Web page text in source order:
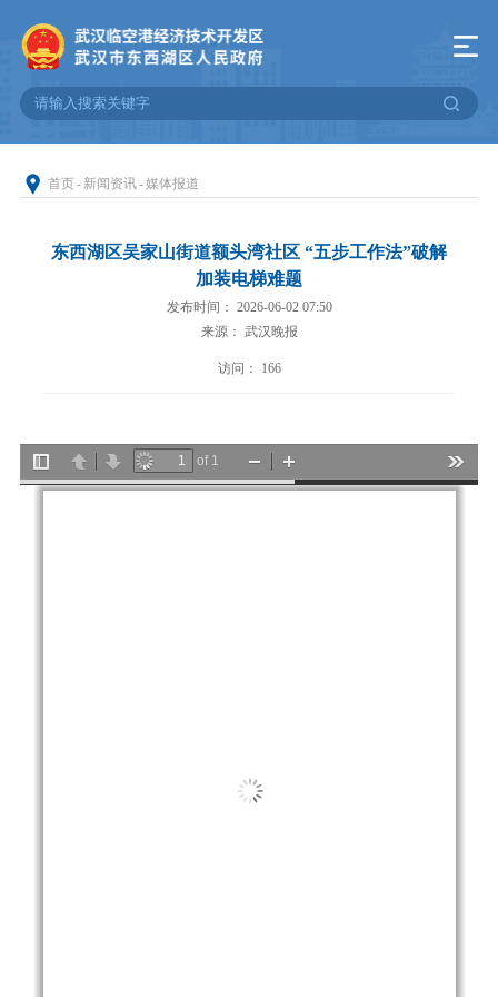
首页- 新闻资讯-媒体报道
东西湖区吴家山街道额头湾社区 “五步工作法”破解
加装电梯难题
发布时间： 2026-06-02 07:50
来源： 武汉晚报
访问： 166